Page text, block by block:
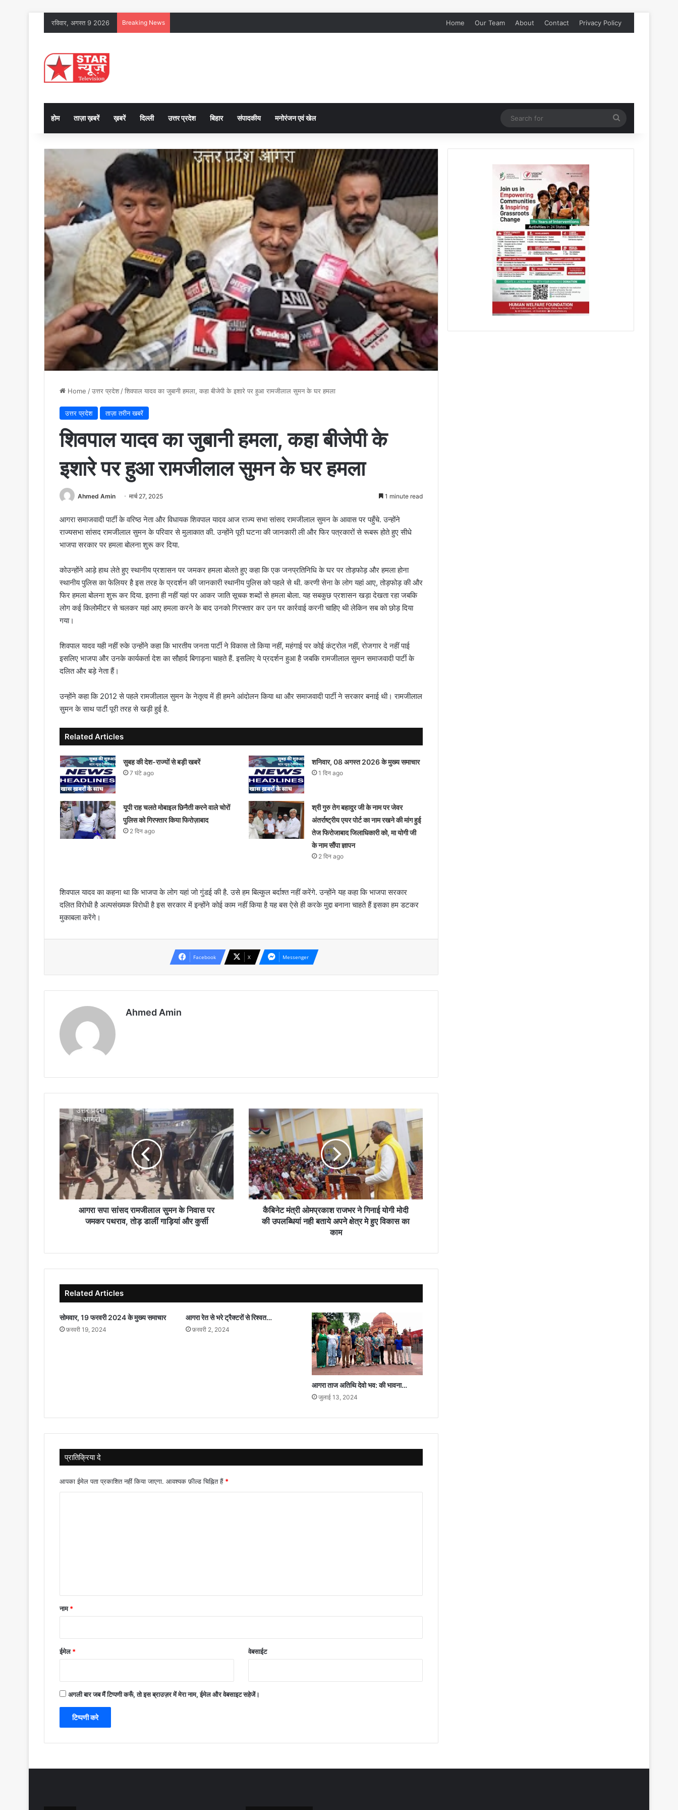
रविवार, अगस्त 9 2026 Breaking News Home Our Team About Contact Privacy Policy
होम ताज़ा ख़बरें ख़बरें दिल्ली उत्तर प्रदेश बिहार संपादकीय मनोरंजन एवं खेल
for
Home /उत्तर प्रदेश /शिवपाल यादव का जुबानी हमला, कहा बीजेपी के इशारे पर हुआ रामजीलाल सुमन के घर हमला
उत्तर प्रदेश ताज़ा तरीन खबरें
शिवपाल यादव का जुबानी हमला, कहा बीजेपी के
इशारे पर हुआ रामजीलाल सुमन के घर हमला
Ahmed Amin मार्च 27, 2025 1 minute read
आगरा समाजवादी पार्टी के वरिष्ठ नेता और विधायक शिवपाल यादव आज राज्य सभा सांसद रामजीलाल सुमन के आवास पर पहुँचे. उन्होंने
राज्यसभा सांसद रामजीलाल सुमन के परिवार से मुलाकात की. उन्होंने पूरी घटना की जानकारी ली और फिर पत्रकारों से रूबरू होते हुए सीधे
भाजपा सरकार पर हमला बोलना शुरू कर दिया.
कोउन्होंने आड़े हाथ लेते हुए स्थानीय प्रशासन पर जमकर हमला बोलते हुए कहा कि एक जनप्रतिनिधि के घर पर तोड़फोड़ और हमला होना
स्थानीय पुलिस का फेलियर है इस तरह के प्रदर्शन की जानकारी स्थानीय पुलिस को पहले से थी. करणी सेना के लोग यहां आए, तोड़फोड़ की और
फिर हमला बोलना शुरू कर दिया. इतना ही नहीं यहां पर आकर जाति सूचक शब्दों से हमला बोला. यह सबकुछ प्रशासन खड़ा देखता रहा जबकि
लोग कई किलोमीटर से चलकर यहां आए हमला करने के बाद उनको गिरफ्तार कर उन पर कार्रवाई करनी चाहिए थी लेकिन सब को छोड़ दिया
गया।
शिवपाल यादव यही नहीं रुके उन्होंने कहा कि भारतीय जनता पार्टी ने विकास तो किया नहीं, महंगाई पर कोई कंट्रोल नहीं, रोजगार दे नहीं पाई
इसलिए भाजपा और उनके कार्यकर्ता देश का सौहार्द बिगाड़ना चाहते हैं. इसलिए ये प्रदर्शन हुआ है जबकि रामजीलाल सुमन समाजवादी पार्टी के
दलित और बड़े नेता हैं।
उन्होंने कहा कि 2012 से पहले रामजीलाल सुमन के नेतृत्व में ही हमने आंदोलन किया था और समाजवादी पार्टी ने सरकार बनाई थी। रामजीलाल
सुमन के साथ पार्टी पूरी तरह से खड़ी हुई है.
Related Articles
सुबह की देश-राज्यों से बड़ी खबरें
7 घंटे ago
शनिवार, 08 अगस्त 2026 के मुख्य समाचार
1 दिन ago
यूपी राह चलते मोबाइल छिनैती करने वाले चोरों
पुलिस को गिरफ्तार किया फिरोज़ाबाद
2 दिन ago
श्री गुरु तेग बहादुर जी के नाम पर जेवर
अंतर्राष्ट्रीय एयर पोर्ट का नाम रखने की मांग हुई
तेज फिरोजाबाद जिलाधिकारी को, मा योगी जी
के नाम सौंपा ज्ञापन
2 दिन ago
शिवपाल यादव का कहना था कि भाजपा के लोग यहां जो गुंडई की है. उसे हम बिल्कुल बर्दाश्त नहीं करेंगे. उन्होंने यह कहा कि भाजपा सरकार
दलित विरोधी है अल्पसंख्यक विरोधी है इस सरकार में इन्होंने कोई काम नहीं किया है यह बस ऐसे ही करके मुद्दा बनाना चाहते हैं इसका हम डटकर
मुकाबला करेंगे।
Facebook X Messenger
Ahmed Amin
आगरा
सपा
सांसद
रामजीलाल
सुमन
निवास
पर
जमकर
आगरा सपा सांसद रामजीलाल सुमन के निवास पर
जमकर पथराव, तोड़ डालीं गाड़ियां और कुर्सी
कैबिनेट
मंत्री
ओमप्रकाश
राजभर
ने
गिनाई
योगी
मोदी
की
उपलब्धियां
विकास
काम
कैबिनेट मंत्री ओमप्रकाश राजभर ने गिनाई योगी मोदी
की उपलब्धियां नही बताये अपने क्षेत्र मे हुए विकास का
काम
Related Articles
सोमवार, 19 फरवरी 2024 के मुख्य समाचार
फ़रवरी 19, 2024
आगरा रेत से भरे ट्रैक्टरों से रिश्वत…
फ़रवरी 2, 2024
आगरा ताज अतिथि देवो भव: की भावना…
जुलाई 13, 2024
प्रातिक्रिया दे
आपका ईमेल पता प्रकाशित नहीं किया जाएगा. आवश्यक फ़ील्ड चिह्नित हैं *
नाम*
ईमेल* वेबसाईट
अगली बार जब मैं टिप्पणी करूँ, तो इस ब्राउज़र में मेरा नाम, ईमेल और वेबसाइट सहेजें।